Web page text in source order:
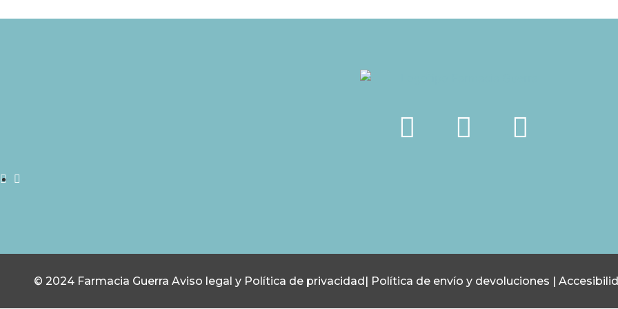
© 2024 Farmacia Guerra Aviso legal y Política de privacidad Política de envío y devoluciones